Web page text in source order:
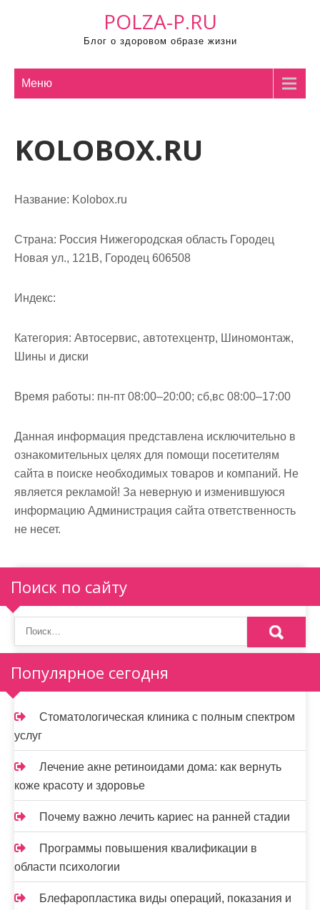
POLZA-P.RU
Блог о здоровом образе жизни
Меню
KOLOBOX.RU
Название: Kolobox.ru
Страна: Россия Нижегородская область Городец
Новая ул., 121В, Городец 606508
Индекс:
Категория: Автосервис, автотехцентр, Шиномонтаж,
Шины и диски
Время работы: пн-пт 08:00–20:00; сб,вс 08:00–17:00
Данная информация представлена исключительно в
ознакомительных целях для помощи посетителям
сайта в поиске необходимых товаров и компаний. Не
является рекламой! За неверную и изменившуюся
информацию Администрация сайта ответственность
не несет.
Поиск по сайту
Популярное сегодня
Стоматологическая клиника с полным спектром
услуг
Лечение акне ретиноидами дома: как вернуть
коже красоту и здоровье
Почему важно лечить кариес на ранней стадии
Программы повышения квалификации в
области психологии
Блефаропластика виды операций, показания и